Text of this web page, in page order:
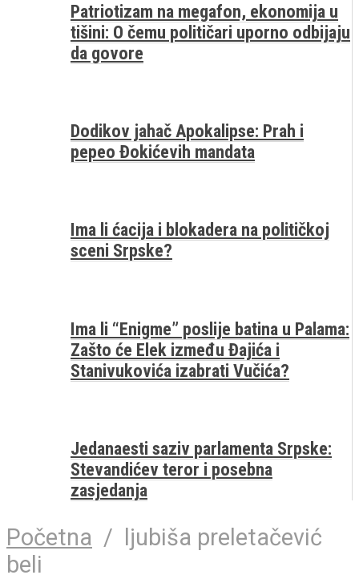
Patriotizam na megafon, ekonomija u
tišini: O čemu političari uporno odbijaju
da govore
Dodikov jahač Apokalipse: Prah i
pepeo Đokićevih mandata
Ima li ćacija i blokadera na političkoj
sceni Srpske?
Ima li “Enigme” poslije batina u Palama:
Zašto će Elek između Đajića i
Stanivukovića izabrati Vučića?
Jedanaesti saziv parlamenta Srpske:
Stevandićev teror i posebna
zasjedanja
Početna / ljubiša preletačević
beli